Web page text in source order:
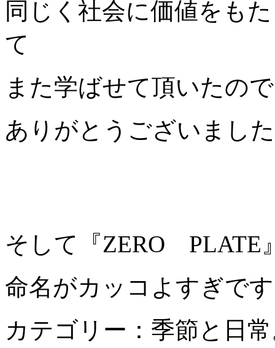
同じく社会に価値をも
て
また学ばせて頂いたの
ありがとうございまし
そして『ZERO PLATE
命名がカッコよすぎで
カテゴリー：季節と日